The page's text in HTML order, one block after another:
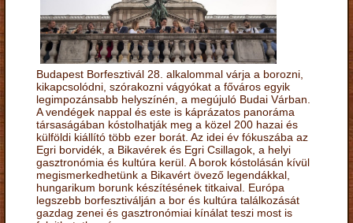
Budapest Borfesztivál 28. alkalommal várja a borozni,
kikapcsolódni, szórakozni vágyókat a főváros egyik
legimpozánsabb helyszínén, a megújuló Budai Várban.
A vendégek nappal és este is káprázatos panoráma
társaságában kóstolhatják meg a közel 200 hazai és
külföldi kiállító több ezer borát. Az idei év fókuszába az
Egri borvidék, a Bikavérek és Egri Csillagok, a helyi
gasztronómia és kultúra kerül. A borok kóstolásán kívül
megismerkedhetünk a Bikavért övező legendákkal,
hungarikum borunk készítésének titkaival. Európa
legszebb borfesztiválján a bor és kultúra találkozását
gazdag zenei és gasztronómiai kínálat teszi most is